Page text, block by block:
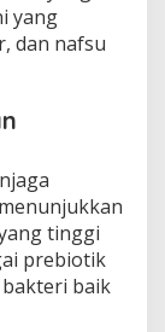
yang
dan nafsu
tinggi
prebiotik
baik